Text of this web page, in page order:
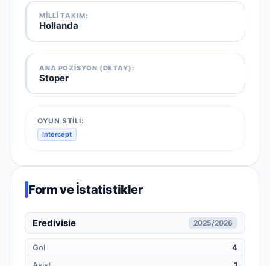
MILLI TAKIM:
Hollanda
ANA POZISYON (DETAY):
Stoper
OYUN STILI:
Intercept
Form ve İstatistikler
Eredivisie 2025/2026
Gol
4